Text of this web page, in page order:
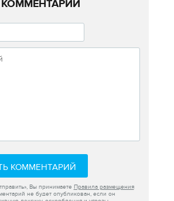
КОММЕНТАРИЙ
КОММЕНТАРИЙ
Вы принимаете Правила размещения
не будет опубликован, если он